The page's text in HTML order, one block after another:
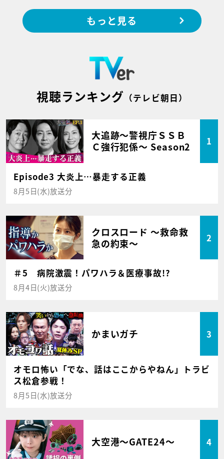
もっと見る
視聴ランキング （テレビ朝日）
大追跡～警視庁ＳＳＢ
Ｃ強行犯係～ Season2
1
Episode3 大炎上…暴走する正義
8月5日(水)放送分
クロスロード ～救命救
急の約束～
2
＃5 病院激震！パワハラ＆医療事故!?
8月4日(火)放送分
かまいガチ 3
オモロ怖い「でな、話はここからやねん」トラビ
ス松倉参戦！
8月5日(水)放送分
大空港～GATE24～ 4